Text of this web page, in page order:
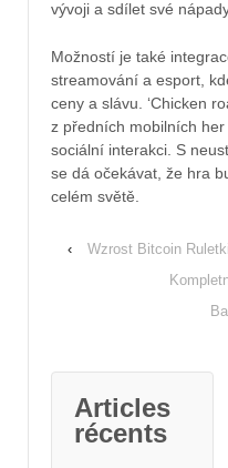
vývoji a sdílet své
Možností je také
streamování a esport,
ceny a slávu. ‘Chicken
z předních mobilních
sociální interakci. S
se dá očekávat, že hra
celém světě.
‹
Wzrost Bitcoin
Articles
récents